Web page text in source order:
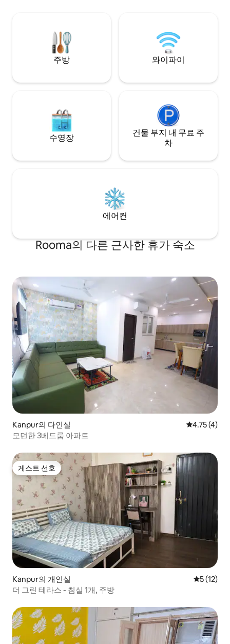
celebrate, and reconnect.
주방 와이파이
수영장
건물 부지 내 무료 주
차
에어컨
Rooma의 다른 근사한 휴가 숙소
Kanpur의 다인실 평점 4.75점
4.75 (4)
모던한 3베드룸 아파트
게스트 선호
게스트 선호
Kanpur의 개인실 평점 5점
5 (12)
더 그린 테라스 - 침실 1개, 주방